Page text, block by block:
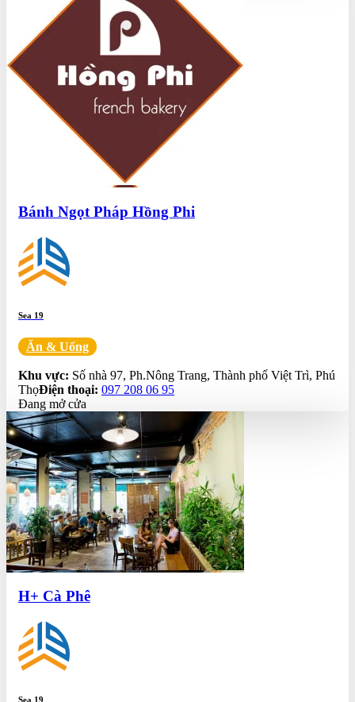
Bánh Ngọt Pháp Hồng Phi
Sea 19
Ăn & Uống
Khu vực: Số nhà 97, Ph.Nông Trang, Thành phố Việt Trì, Phú
ThọĐiện thoại: 097 208 06 95
Đang mở cửa
H+ Cà Phê
Sea 19